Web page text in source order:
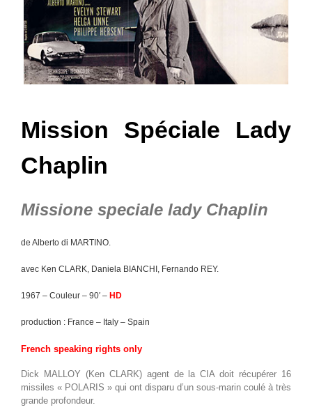
Mission Spéciale Lady
Chaplin
Missione speciale lady Chaplin
de Alberto di MARTINO.
avec Ken CLARK, Daniela BIANCHI, Fernando REY.
1967 – Couleur – 90′ – HD
production : France – Italy – Spain
French speaking rights only
Dick MALLOY (Ken CLARK) agent de la CIA doit récupérer 16
missiles « POLARIS » qui ont disparu d’un sous-marin coulé à très
grande profondeur.